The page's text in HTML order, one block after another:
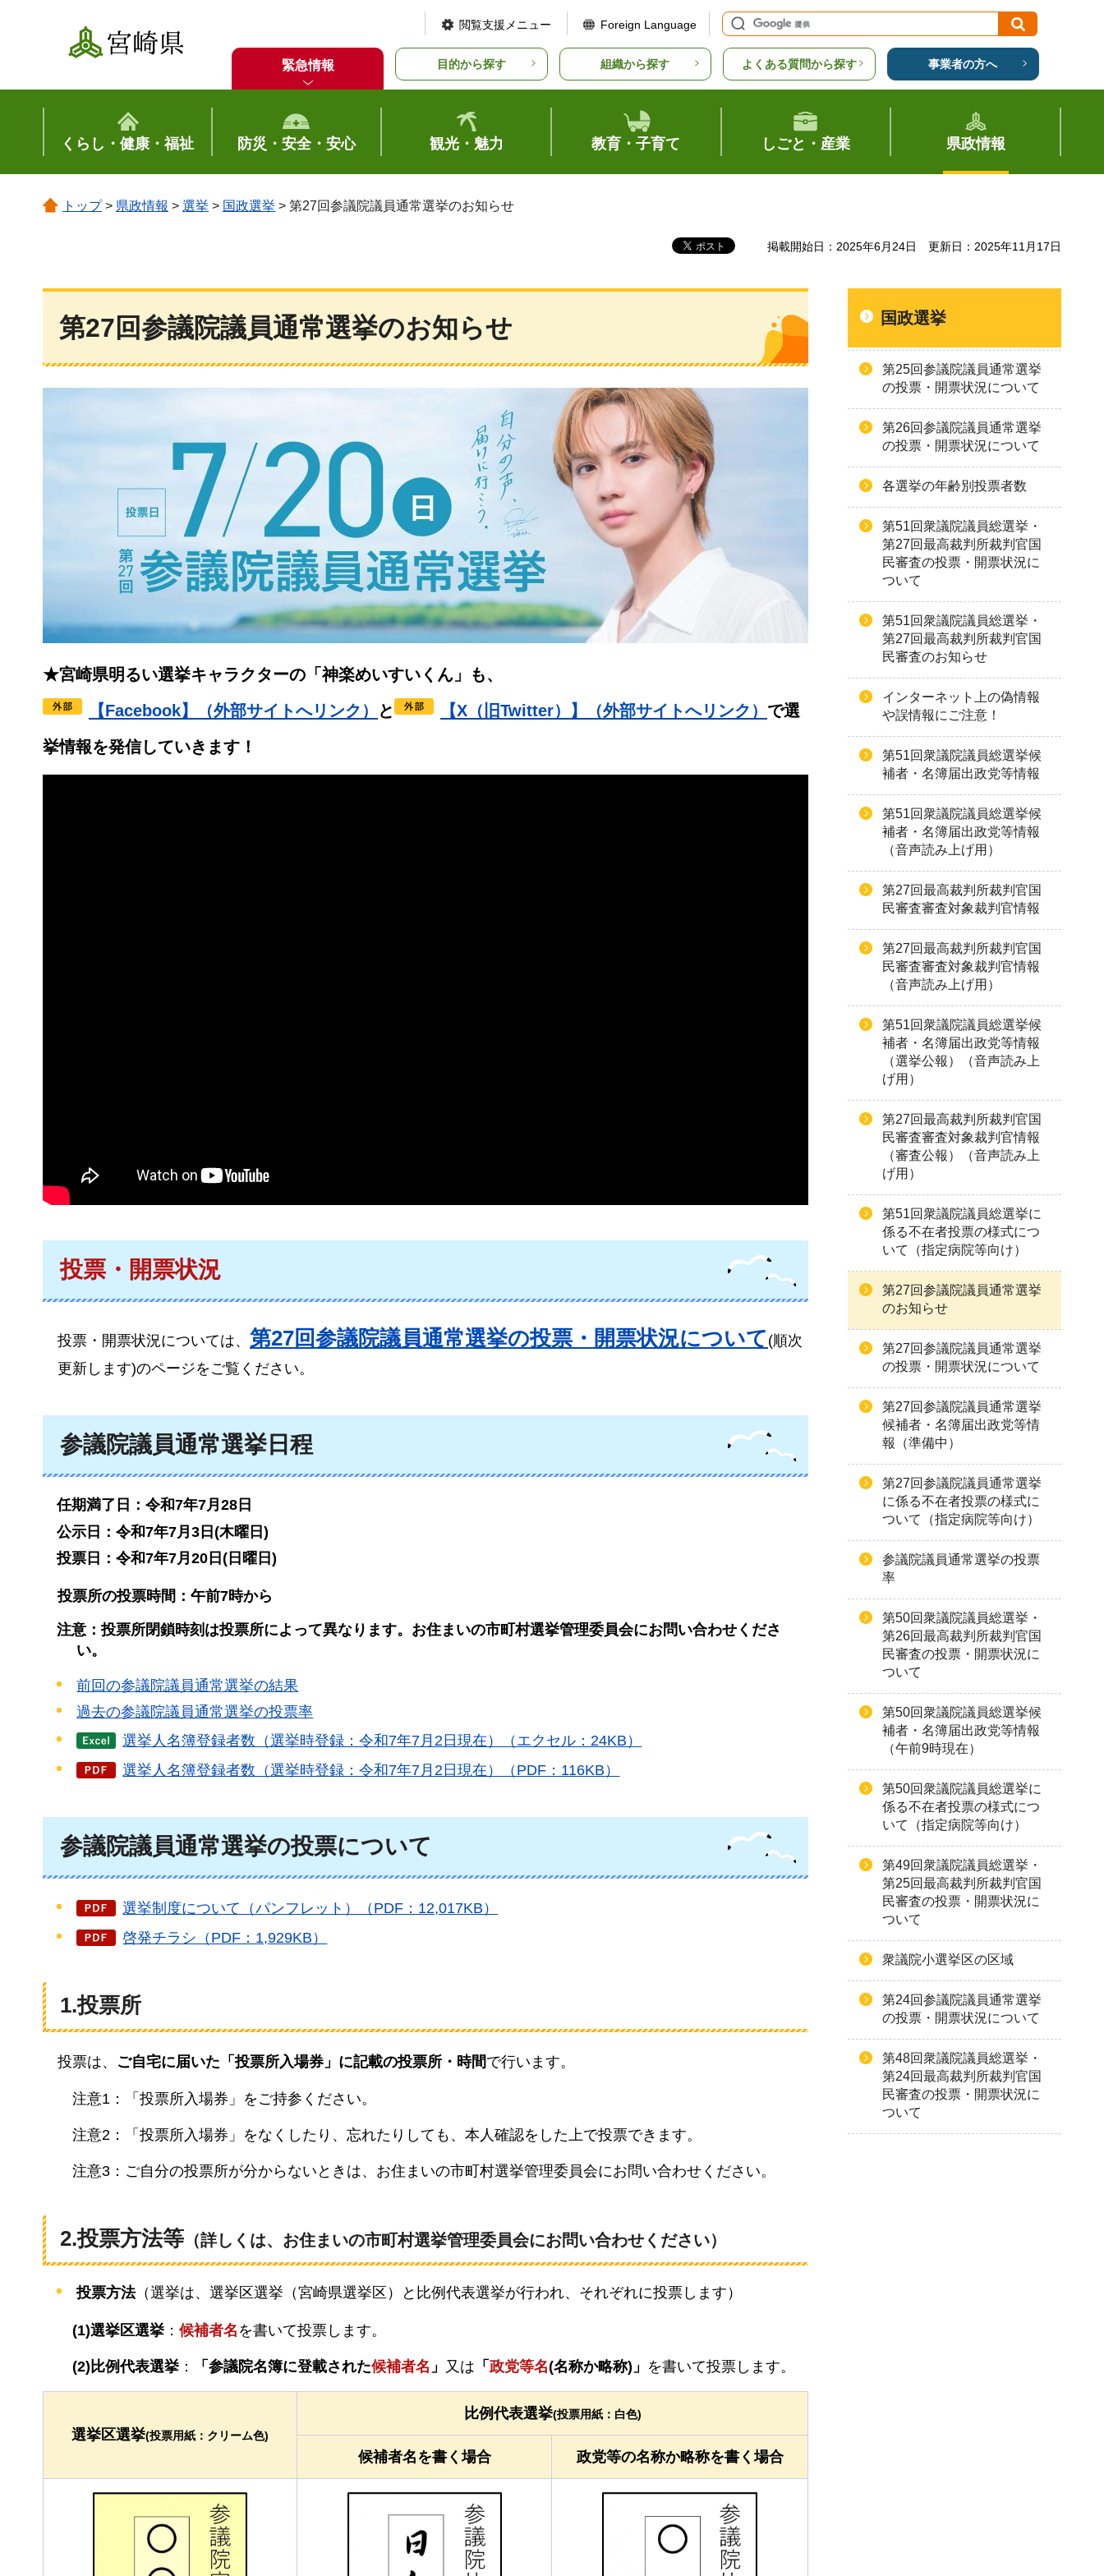
宮崎県
閲覧支援メニュー Foreign Language
緊急情報 目的から探す 組織から探す よくある質問から探す 事業者の方へ
くらし・健康・福祉 防災・安全・安心 観光・魅力 教育・子育て しごと・産業 県政情報
トップ> 県政情報 > 選挙 > 国政選挙 > 第27回参議院議員通常選挙のお知らせ
掲載開始日：2025年6月24日 更新日：2025年11月17日
第27回参議院議員通常選挙のお知らせ
★宮崎県明るい選挙キャラクターの「神楽めいすいくん」も、
【Facebook】（外部サイトへリンク）
と 【X（旧Twitter）】（外部サイトへリンク） で選
挙情報を発信していきます！
投票・開票状況
投票・開票状況については、 第27回参議院議員通常選挙の投票・開票状況について (順次
更新します)のページをご覧ください。
参議院議員通常選挙日程
任期満了日：令和7年7月28日
公示日：令和7年7月3日(木曜日)
投票日：令和7年7月20日(日曜日)
投票所の投票時間：午前7時から
注意：投票所閉鎖時刻は投票所によって異なります。お住まいの市町村選挙管理委員会にお問い合わせくださ
い。
前回の参議院議員通常選挙の結果
過去の参議院議員通常選挙の投票率
選挙人名簿登録者数（選挙時登録：令和7年7月2日現在）（エクセル：24KB）
選挙人名簿登録者数（選挙時登録：令和7年7月2日現在）（PDF：116KB）
参議院議員通常選挙の投票について
選挙制度について（パンフレット）（PDF：12,017KB）
啓発チラシ（PDF：1,929KB）
1.投票所
投票は、 ご自宅に届いた「投票所入場券」に記載の投票所・時間で行います。
注意1：「投票所入場券」をご持参ください。
注意2：「投票所入場券」をなくしたり、忘れたりしても、本人確認をした上で投票できます。
注意3：ご自分の投票所が分からないときは、お住まいの市町村選挙管理委員会にお問い合わせください。
2.投票方法等 （詳しくは、お住まいの市町村選挙管理委員会にお問い合わせください）
投票方法（選挙は、選挙区選挙（宮崎県選挙区）と比例代表選挙が行われ、それぞれに投票します）
(1)選挙区選挙 ： 候補者名 を書いて投票します。
(2)比例代表選挙 ： 「参議院名簿に登載された候補者名 」 又は 「 政党等名(名称か略称)」 を書いて投票します。
選挙区選挙(投票用紙：クリーム色)
比例代表選挙(投票用紙：白色)
候補者名を書く場合 政党等の名称か略称を書く場合
国政選挙
第25回参議院議員通常選挙
の投票・開票状況について
第26回参議院議員通常選挙
の投票・開票状況について
各選挙の年齢別投票者数
第51回衆議院議員総選挙・
第27回最高裁判所裁判官国
民審査の投票・開票状況に
ついて
第51回衆議院議員総選挙・
第27回最高裁判所裁判官国
民審査のお知らせ
インターネット上の偽情報
や誤情報にご注意！
第51回衆議院議員総選挙候
補者・名簿届出政党等情報
第51回衆議院議員総選挙候
補者・名簿届出政党等情報
（音声読み上げ用）
第27回最高裁判所裁判官国
民審査審査対象裁判官情報
第27回最高裁判所裁判官国
民審査審査対象裁判官情報
（音声読み上げ用）
第51回衆議院議員総選挙候
補者・名簿届出政党等情報
（選挙公報）（音声読み上
げ用）
第27回最高裁判所裁判官国
民審査審査対象裁判官情報
（審査公報）（音声読み上
げ用）
第51回衆議院議員総選挙に
係る不在者投票の様式につ
いて（指定病院等向け）
第27回参議院議員通常選挙
のお知らせ
第27回参議院議員通常選挙
の投票・開票状況について
第27回参議院議員通常選挙
候補者・名簿届出政党等情
報（準備中）
第27回参議院議員通常選挙
に係る不在者投票の様式に
ついて（指定病院等向け）
参議院議員通常選挙の投票
率
第50回衆議院議員総選挙・
第26回最高裁判所裁判官国
民審査の投票・開票状況に
ついて
第50回衆議院議員総選挙候
補者・名簿届出政党等情報
（午前9時現在）
第50回衆議院議員総選挙に
係る不在者投票の様式につ
いて（指定病院等向け）
第49回衆議院議員総選挙・
第25回最高裁判所裁判官国
民審査の投票・開票状況に
ついて
衆議院小選挙区の区域
第24回参議院議員通常選挙
の投票・開票状況について
第48回衆議院議員総選挙・
第24回最高裁判所裁判官国
民審査の投票・開票状況に
ついて